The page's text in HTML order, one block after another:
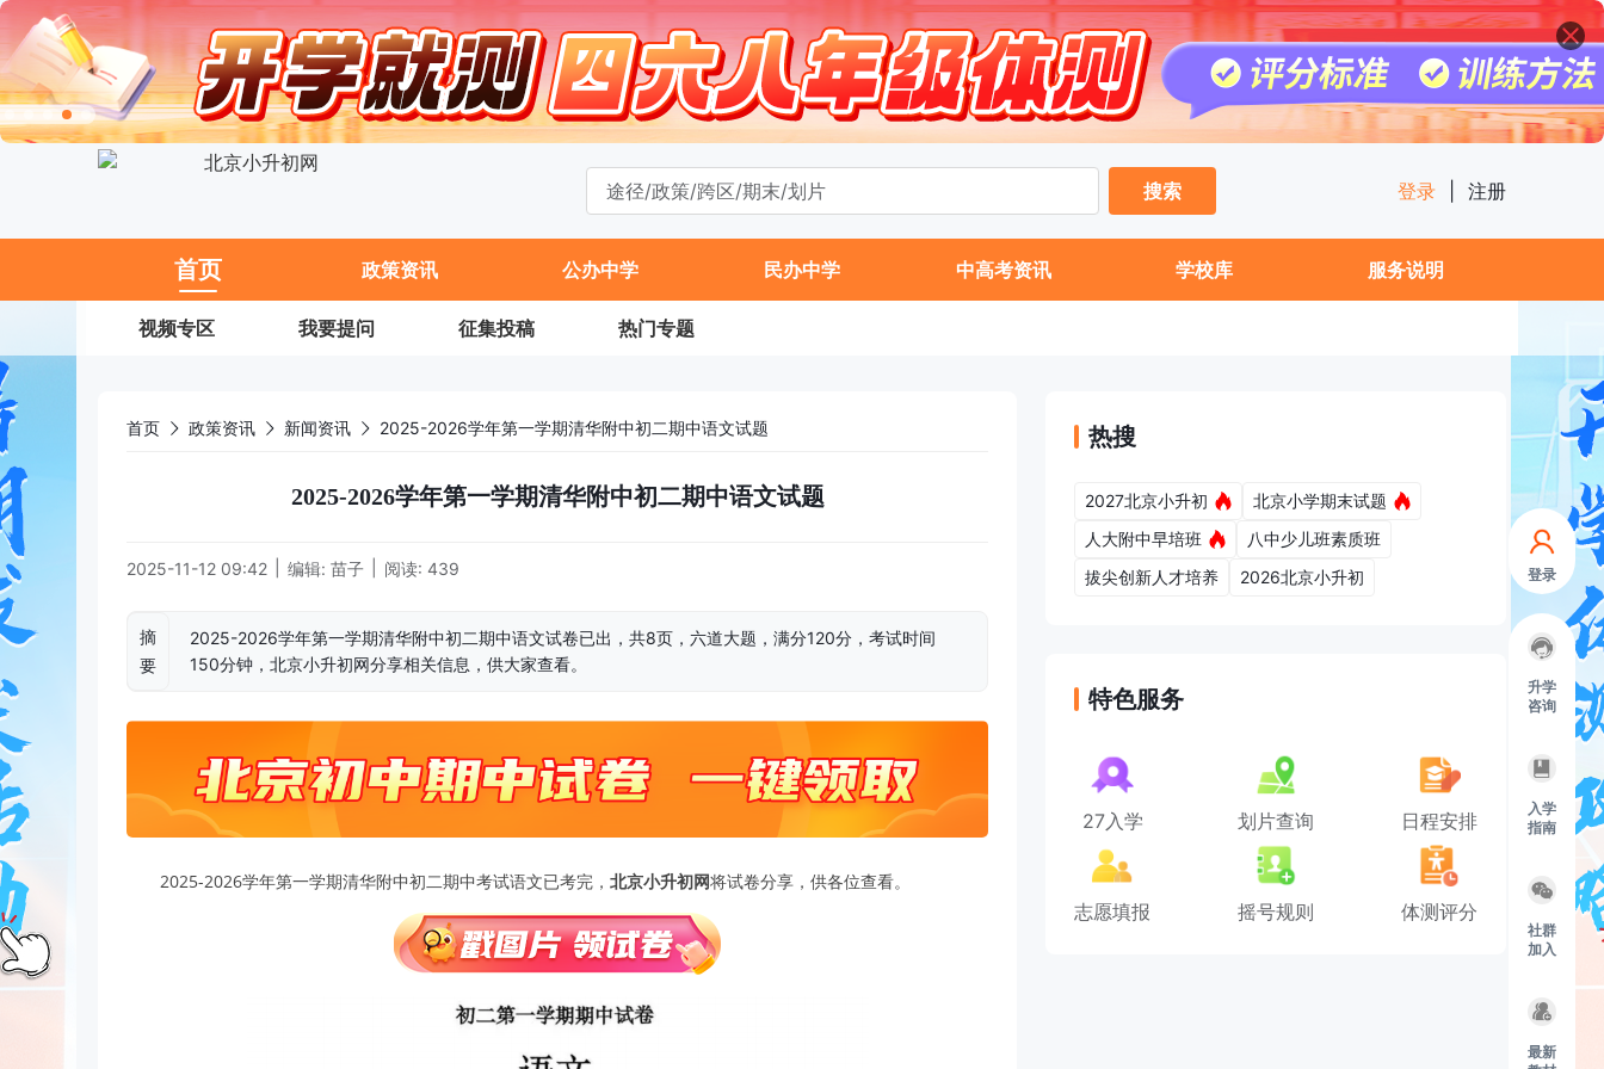
登录
升学
咨询
入学
指南
社群
加入
最新
搜索
登录 注册
首页 政策资讯 公办中学 民办中学 中高考资讯 学校库 服务说明
视频专区 我要提问 征集投稿 热门专题
首页 政策资讯 新闻资讯 2025-2026学年第一学期清华附中初二期中语文试题
2025-2026学年第一学期清华附中初二期中语文试题
2025-11-12 09:42 编辑: 苗子 阅读: 439
摘
要
2025-2026学年第一学期清华附中初二期中语文试卷已出，共8页，六道大题，满分120分，考试时间
150分钟，北京小升初网分享相关信息，供大家查看。
2025-2026学年第一学期清华附中初二期中考试语文已考完， 北京小升初网将试卷分享，供各位查看。
热搜
2027北京小升初
北京小学期末试题
人大附中早培班
八中少儿班素质班
拔尖创新人才培养
2026北京小升初
特色服务
27入学 划片查询 日程安排
志愿填报 摇号规则 体测评分